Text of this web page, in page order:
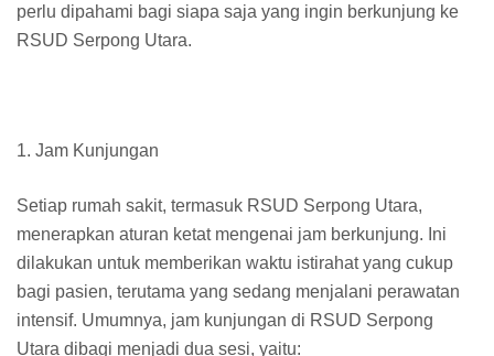
perlu dipahami bagi siapa saja yang ingin berkunjung ke
RSUD Serpong Utara.
1. Jam Kunjungan
Setiap rumah sakit, termasuk RSUD Serpong Utara,
menerapkan aturan ketat mengenai jam berkunjung. Ini
dilakukan untuk memberikan waktu istirahat yang cukup
bagi pasien, terutama yang sedang menjalani perawatan
intensif. Umumnya, jam kunjungan di RSUD Serpong
Utara dibagi menjadi dua sesi, yaitu: